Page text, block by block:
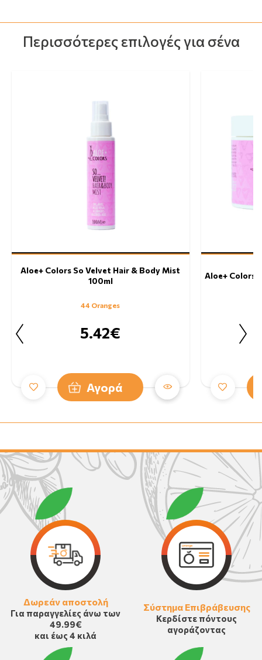
Περισσότερες επιλογές για σένα
Aloe+ Colors So Velvet Hair & Body Mist
100ml
44 Oranges
5.42€
Αγορά
Aloe+ Colors
Δωρεάν αποστολή
Για παραγγελίες άνω των
49.99€
και έως 4 κιλά
Σύστημα Επιβράβευσης
Κερδίστε πόντους
αγοράζοντας